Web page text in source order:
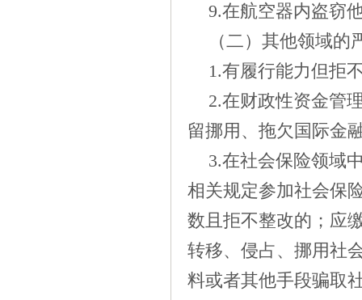
9.在航空器内盗窃
（二）其他领域
1.有履行能力但拒
2.在财政性资金管
留挪用、拖欠国际金
3.在社会保险领域
相关规定参加社会保
数且拒不整改的；应
转移、侵占、挪用社
料或者其他手段骗取